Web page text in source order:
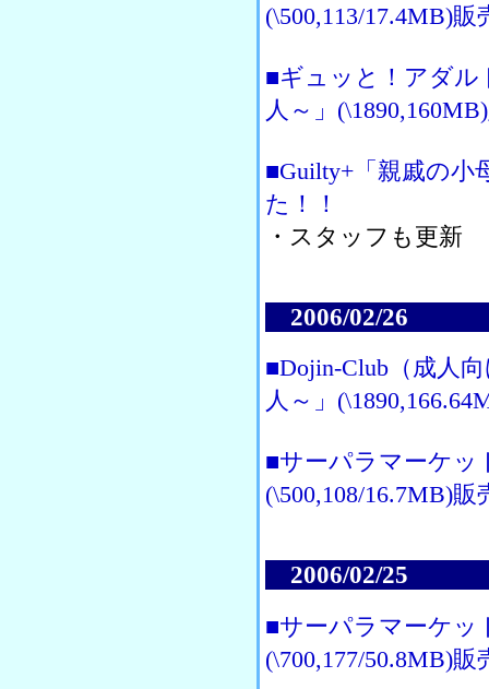
(\500,113/17.4MB)販
■ギュッと！アダル
人～」
■Guilty+「親戚の
た！！
・スタッフも更新
2006/02/26
■Dojin-Club（成人
人～」
■サーパラマーケッ
(\500,108/16.7MB)販
2006/02/25
■サーパラマーケッ
(\700,177/50.8MB)販